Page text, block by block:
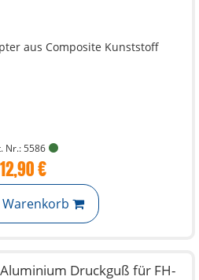
Nr.: 5586
12,90 €
Druckguß für FH-